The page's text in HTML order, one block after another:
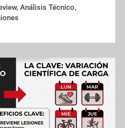
Análisis Técnico,